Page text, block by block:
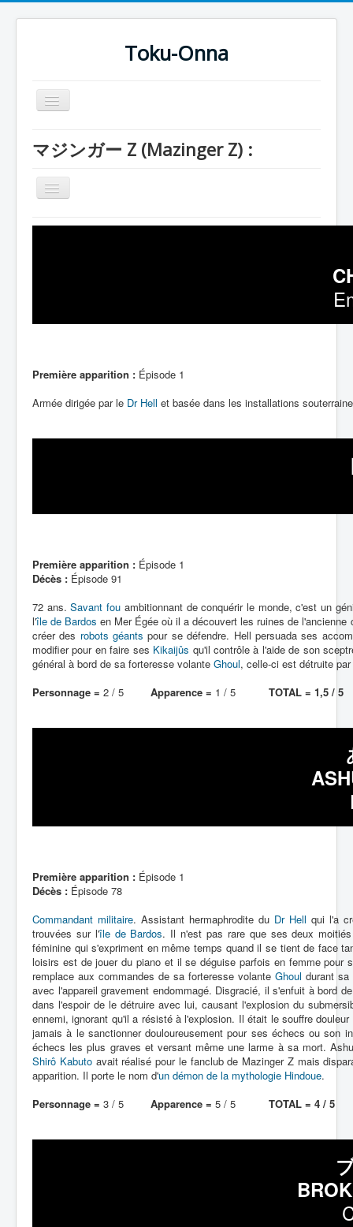
Toku-Onna
Basculer
la
Accueil
Toku-Critiques
Artiste Asperger
マジンガー Z (Mazinger Z) :
Basculer
la
Série
Environnement
Épisodes
Première apparition : Épisode 1
Armée dirigée par le Dr Hell et basée dans les installations
Première apparition : Épisode 1
Décès : Épisode 91
72 ans.Savant fou ambitionnant de conquérir le monde, c'est un
l'île de Bardos en Mer Égée où il a découvert les ruines de
créer des robots géants pour se défendre. Hell persuada ses
modifier pour en faire ses Kikaijûs qu'il contrôle à l'aide de son
général à bord de sa forteresse volante Ghoul, celle-ci est détruite par
Personnage = 2 / 5 Apparence = 1 / 5 TOTAL = 1,5 / 5
Première apparition : Épisode 1
Décès : Épisode 78
Commandant militaire. Assistant hermaphrodite du Dr Hell qui l'a
trouvées sur l'île de Bardos. Il n'est pas rare que ses deux
féminine qui s'expriment en même temps quand il se tient de face
loisirs est de jouer du piano et il se déguise parfois en femme
remplace aux commandes de sa forteresse volanteGhoul durant
avec l'appareil gravement endommagé. Disgracié, il s'enfuit à bord
dans l'espoir de le détruire avec lui, causant l'explosion du
ennemi, ignorant qu'il a résisté à l'explosion. Il était le souffre
jamais à le sanctionner douloureusement pour ses échecs ou son
échecs les plus graves et versant même une larme à sa mort.
Shirô Kabutoavait réalisé pour le fanclub de Mazinger Z mais
apparition. Il porte le nom d'un démon de la mythologie Hindoue.
Personnage = 3 / 5 Apparence = 5 / 5 TOTAL = 4 / 5